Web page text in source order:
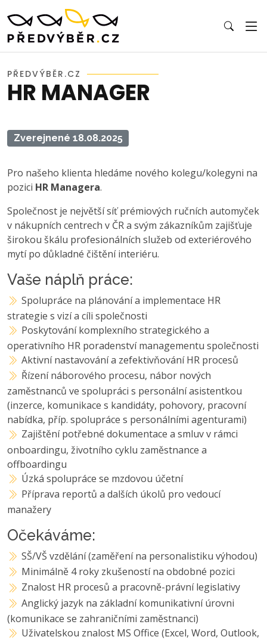
PŘEDVÝBĚR.CZ
HR MANAGER
Zverejnené 18.08.2025
Pro našeho klienta hledáme nového kolegu/kolegyni na
pozici HR Managera.
Společnost je největší síť prémiových ručních automyček
v nákupních centrech v ČR a svým zákazníkům zajišťuje
širokou škálu profesionálních služeb od exteriérového
mytí po důkladné čištění interiéru.
Vaše náplň práce:
Spolupráce na plánování a implementace HR
strategie s vizí a cíli společnosti
Poskytování komplexního strategického a
operativního HR poradenství managementu společnosti
Aktivní nastavování a zefektivňování HR procesů
Řízení náborového procesu, nábor nových
zaměstnanců ve spolupráci s personální asistentkou
(inzerce, komunikace s kandidáty, pohovory, pracovní
nabídka, příp. spolupráce s personálními agenturami)
Zajištění potřebné dokumentace a smluv v rámci
onboardingu, životního cyklu zaměstnance a
offboardingu
Úzká spolupráce se mzdovou účetní
Příprava reportů a dalších úkolů pro vedoucí
manažery
Očekáváme:
SŠ/VŠ vzdělání (zaměření na personalistiku výhodou)
Minimálně 4 roky zkušeností na obdobné pozici
Znalost HR procesů a pracovně-právní legislativy
Anglický jazyk na základní komunikativní úrovni
(komunikace se zahraničními zaměstnanci)
Uživatelskou znalost MS Office (Excel, Word, Outlook,